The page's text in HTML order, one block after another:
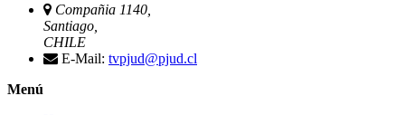
Compañia 1140,
Santiago,
CHILE
E-Mail: tvpjud@pjud.cl
Menú